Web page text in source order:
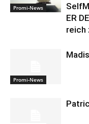
Promi-News
ER
reich
Promi-News